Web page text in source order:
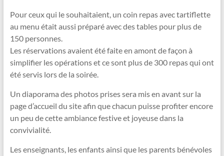
Pour ceux qui le souhaitaient, un coin repas avec tartiflette
au menu était aussi préparé avec des tables pour plus de
150 personnes.
Les réservations avaient été faite en amont de façon à
simplifier les opérations et ce sont plus de 300 repas qui ont
été servis lors de la soirée.
Un diaporama des photos prises sera mis en avant sur la
page d’accueil du site afin que chacun puisse profiter encore
un peu de cette ambiance festive et joyeuse dans la
convivialité.
Les enseignants, les enfants ainsi que les parents bénévoles